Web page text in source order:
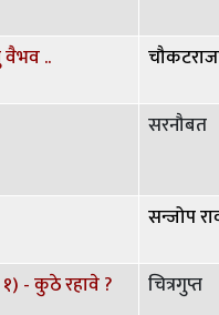
वैभव ..
सरनौबत
सन्जोप
- कुठे रहावे ? चित्रगुप्त